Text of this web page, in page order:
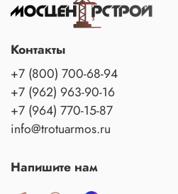
Контакты
+7 (800) 700-68-94
+7 (962) 963-90-16
+7 (964) 770-15-87
info@trotuarmos.ru
Напишите нам